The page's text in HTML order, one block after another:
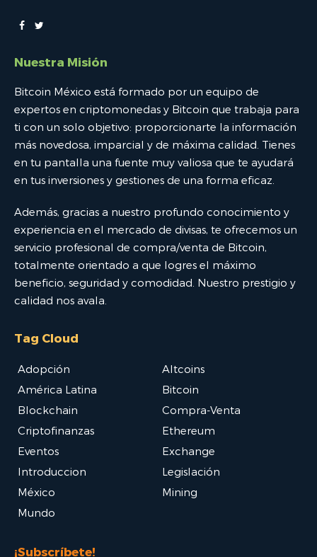
Nuestra Misión
Bitcoin México está formado por un equipo de
expertos en criptomonedas y Bitcoin que trabaja para
ti con un solo objetivo: proporcionarte la información
más novedosa, imparcial y de máxima calidad. Tienes
en tu pantalla una fuente muy valiosa que te ayudará
en tus inversiones y gestiones de una forma eficaz.
Además, gracias a nuestro profundo conocimiento y
experiencia en el mercado de divisas, te ofrecemos un
servicio profesional de compra/venta de Bitcoin,
totalmente orientado a que logres el máximo
beneficio, seguridad y comodidad. Nuestro prestigio y
calidad nos avala.
Tag Cloud
Adopción
Altcoins
América Latina
Bitcoin
Blockchain
Compra-Venta
Criptofinanzas
Ethereum
Eventos
Exchange
Introduccion
Legislación
México
Mining
Mundo
¡Subscríbete!